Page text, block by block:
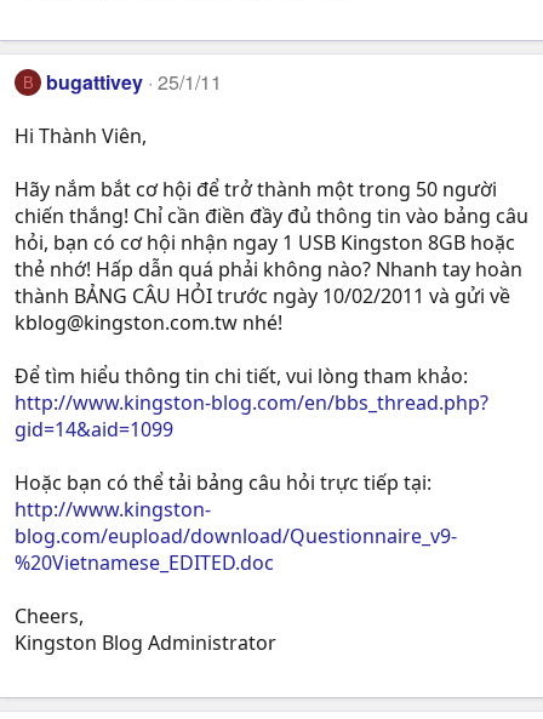
B bugattivey 25/1/11
Hi Thành Viên,
Hãy nắm bắt cơ hội để trở thành một trong 50 người
chiến thắng! Chỉ cần điền đầy đủ thông tin vào bảng câu
hỏi, bạn có cơ hội nhận ngay 1 USB Kingston 8GB hoặc
thẻ nhớ! Hấp dẫn quá phải không nào? Nhanh tay hoàn
thành BẢNG CÂU HỎI trước ngày 10/02/2011 và gửi về
kblog@kingston.com.tw nhé!
Để tìm hiểu thông tin chi tiết, vui lòng tham khảo:
http://www.kingston-blog.com/en/bbs_thread.php?
gid=14&aid=1099
Hoặc bạn có thể tải bảng câu hỏi trực tiếp tại:
http://www.kingston-
blog.com/eupload/download/Questionnaire_v9-
%20Vietnamese_EDITED.doc
Cheers,
Kingston Blog Administrator